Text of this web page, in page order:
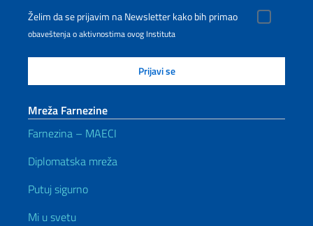
Želim da se prijavim na Newsletter kako bih primao
obaveštenja o aktivnostima ovog Instituta
Mreža Farnezine
Farnezina – MAECI
Diplomatska mreža
Putuj sigurno
Mi u svetu